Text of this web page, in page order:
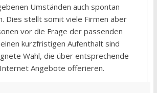
Umständen auch spontan
Dies stellt somit viele Firmen aber
vor die Frage der passenden
kurzfristigen Aufenthalt sind
Wahl, die über entsprechende
Angebote offerieren.